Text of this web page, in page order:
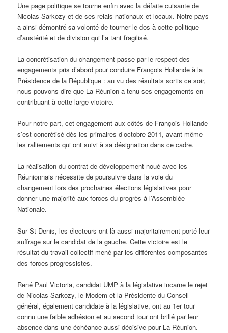
Une page politique se tourne enfin avec la défaite cuisante de
Nicolas Sarkozy et de ses relais nationaux et locaux. Notre pays
a ainsi démontré sa volonté de tourner le dos à cette politique
d’austérité et de division qui l’a tant fragilisé.
La concrétisation du changement passe par le respect des
engagements pris d’abord pour conduire François Hollande à la
Présidence de la République : au vu des résultats sortis ce soir,
nous pouvons dire que La Réunion a tenu ses engagements en
contribuant à cette large victoire.
Pour notre part, cet engagement aux côtés de François Hollande
s’est concrétisé dès les primaires d’octobre 2011, avant même
les ralliements qui ont suivi à sa désignation dans ce cadre.
La réalisation du contrat de développement noué avec les
Réunionnais nécessite de poursuivre dans la voie du
changement lors des prochaines élections législatives pour
donner une majorité aux forces du progrès à l’Assemblée
Nationale.
Sur St Denis, les électeurs ont là aussi majoritairement porté leur
suffrage sur le candidat de la gauche. Cette victoire est le
résultat du travail collectif mené par les différentes composantes
des forces progressistes.
René Paul Victoria, candidat UMP à la législative incarne le rejet
de Nicolas Sarkozy, le Modem et la Présidente du Conseil
général, également candidate à la législative, ont au 1er tour
connu une faible adhésion et au second tour ont brillé par leur
absence dans une échéance aussi décisive pour La Réunion.